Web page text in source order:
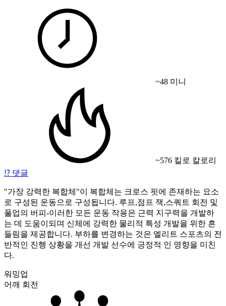
~48 미니
~576 킬로 칼로리
⁉️ 댓글
"가장 강력한 복합체"이 복합체는 크로스 핏에 존재하는 요소
로 구성된 운동으로 구성됩니다. 루프,점프 잭,스쿼트 회전 및
풀업의 버피-이러한 모든 운동 작용은 근력 지구력을 개발하
는 데 도움이되며 신체에 강력한 물리적 특성 개발을 위한 흔
들림을 제공합니다. 부하를 변경하는 것은 엘리트 스포츠의 전
반적인 진행 상황을 개선 개발 선수에 긍정적 인 영향을 미친
다.
워밍업
어깨 회전